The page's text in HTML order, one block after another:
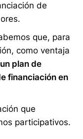
de
que, para
como ventaja
plan de
financiación en
que
participativos.